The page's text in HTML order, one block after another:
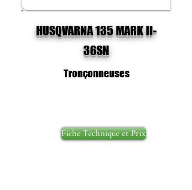
HUSQVARNA 135 MARK II-
36SN
Tronçonneuses
Fiche Technique et Prix